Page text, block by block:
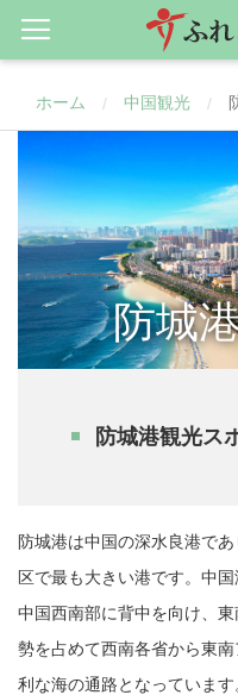
ホーム / 中国観光 /
防城
防城港観光ス
防城港は中国の深水良港で
区で最も大きい港です。中
中国西南部に背中を向け、
勢を占めて西南各省から東
利な海の通路となっていま